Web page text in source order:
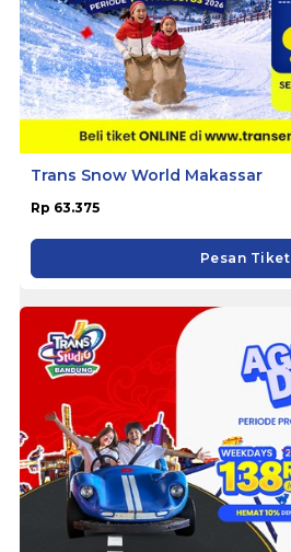
Trans Snow World Makassar
Rp 63.375
Pesan Tiket